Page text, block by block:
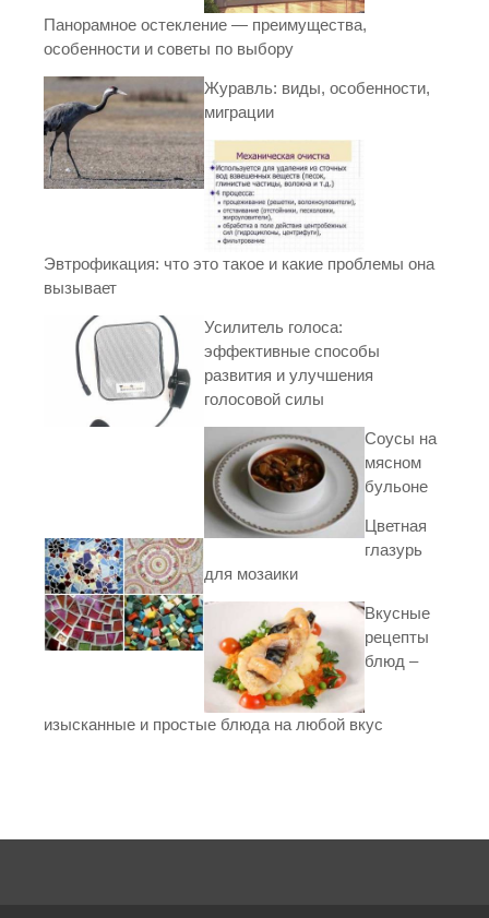
Панорамное остекление — преимущества,
особенности и советы по выбору
Журавль: виды, особенности,
миграции
Эвтрофикация: что это такое и какие проблемы она
вызывает
Усилитель голоса:
эффективные способы
развития и улучшения
голосовой силы
Соусы на
мясном
бульоне
Цветная
глазурь
для мозаики
Вкусные
рецепты
блюд –
изысканные и простые блюда на любой вкус